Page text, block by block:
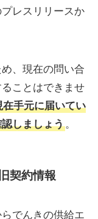
レスリリースか
、現在の問い合
ことはできませ
手元に届いてい
しましょう。
契約情報
でんきの供給エ